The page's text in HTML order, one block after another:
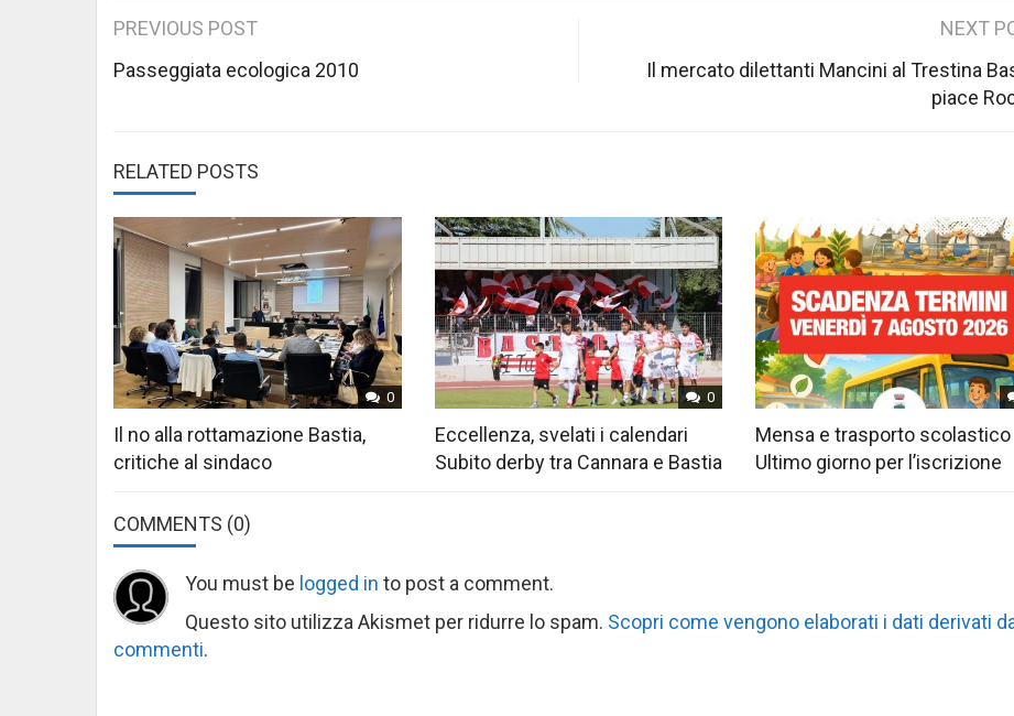
Post
navigation
PREVIOUS POST
Passeggiata ecologica 2010
NEXT
Il mercato dilettanti Mancini al Trestina
piace
RELATED POSTS
0
Il no alla rottamazione Bastia,
critiche al sindaco
0
Eccellenza, svelati i calendari
Subito derby tra Cannara e Bastia
Mensa e trasporto scolastico
Ultimo giorno per l’iscrizione
COMMENTS (0)
You must be logged in to post a comment.
Questo sito utilizza Akismet per ridurre lo spam. Scopri come vengono elaborati i dati derivati
commenti.